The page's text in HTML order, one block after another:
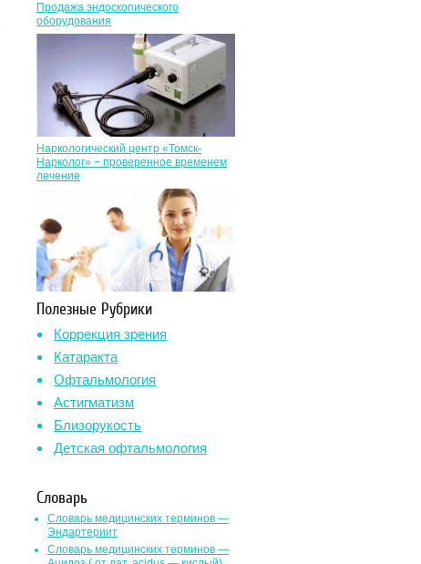
Продажа эндоскопического
оборудования
Наркологический центр «Томск-
Нарколог» − проверенное временем
лечение
Полезные Рубрики
Коррекция зрения
Катаракта
Офтальмология
Астигматизм
Близорукость
Детская офтальмология
Словарь
Словарь медицинских терминов —
Эндартериит
Словарь медицинских терминов —